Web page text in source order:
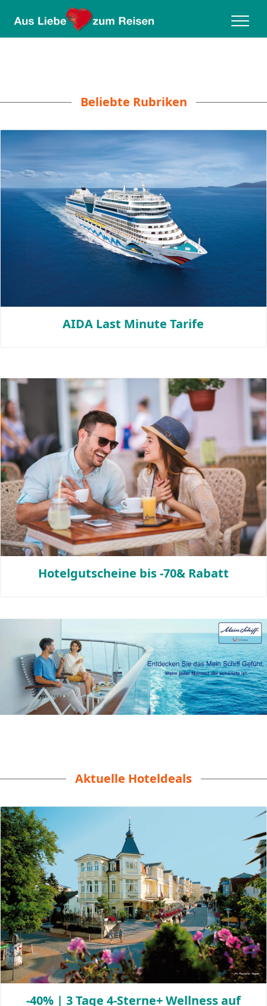
Beliebte Rubriken
AIDA Last Minute Tarife
Hotelgutscheine bis -70& Rabatt
Aktuelle Hoteldeals
-40% | 3 Tage 4-Sterne+ Wellness auf